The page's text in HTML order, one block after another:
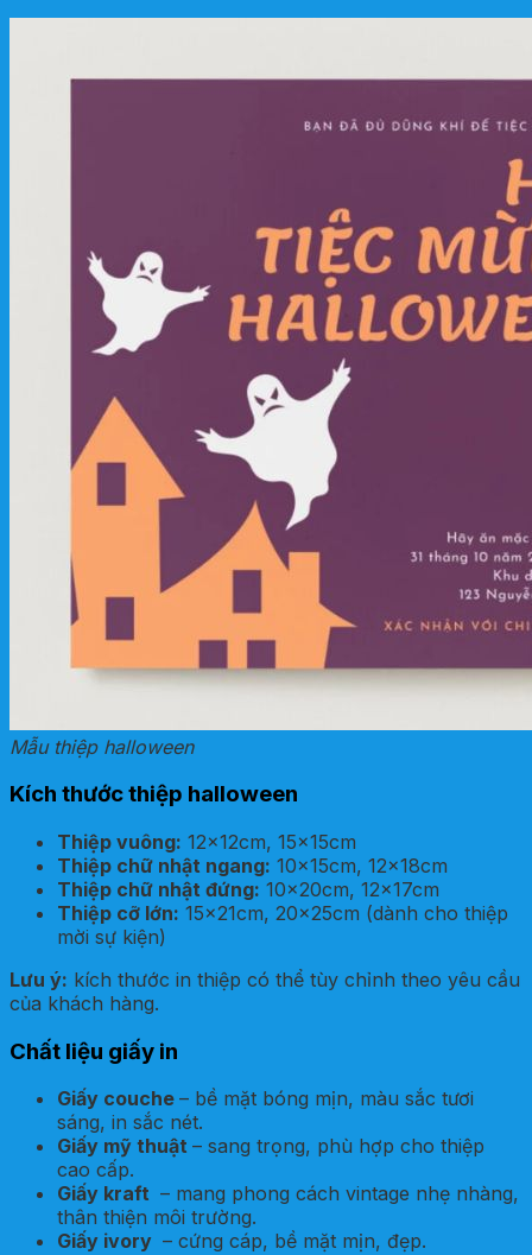
Mẫu thiệp halloween
Kích thước thiệp halloween
Thiệp vuông: 12x12cm, 15x15cm
Thiệp chữ nhật ngang: 10x15cm, 12x18cm
Thiệp chữ nhật đứng: 10x20cm, 12x17cm
Thiệp cỡ lớn: 15x21cm, 20x25cm (dành cho thiệp
mời sự kiện)
Lưu ý: kích thước in thiệp có thể tùy chỉnh theo yêu cầu
của khách hàng.
Chất liệu giấy in
Giấy couche – bề mặt bóng mịn, màu sắc tươi
sáng, in sắc nét.
Giấy mỹ thuật – sang trọng, phù hợp cho thiệp
cao cấp.
Giấy kraft – mang phong cách vintage nhẹ nhàng,
thân thiện môi trường.
Giấy ivory – cứng cáp, bề mặt mịn, đẹp.